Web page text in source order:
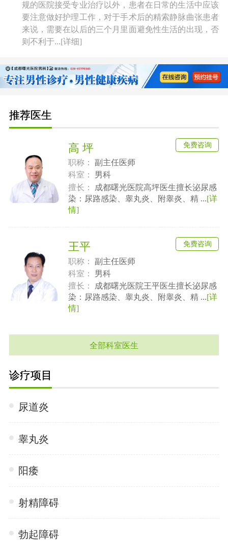
规的医院接受专业治疗以外，患者在日常的生活中应该
要注意做好护理工作，对于手术后的精索静脉曲张患者
来说，需要在以后的三个月里面避免性生活的出现，否
则不利于...[详细]
推荐医生
高 坪
职称：
副主任医师
科室：
男科
擅长：
成都曙光医院高坪医生擅长泌尿感
染：尿路感染、睾丸炎、附睾炎、精 ...[详
情]
免费咨询
王平
职称：
副主任医师
科室：
男科
擅长：
成都曙光医院王平医生擅长泌尿感
染：尿路感染、睾丸炎、附睾炎、精 ...[详
情]
免费咨询
全部科室医生
诊疗项目
尿道炎
睾丸炎
阳痿
射精障碍
勃起障碍